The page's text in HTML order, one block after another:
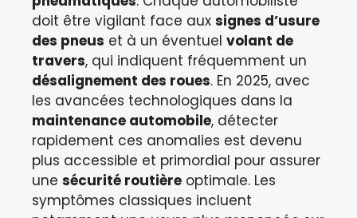
doit être vigilant face aux signes d’usure
des pneus et à un éventuel volant de
travers, qui indiquent fréquemment un
désalignement des roues. En 2025, avec
les avancées technologiques dans la
maintenance automobile, détecter
rapidement ces anomalies est devenu
plus accessible et primordial pour assurer
une sécurité routière optimale. Les
symptômes classiques incluent